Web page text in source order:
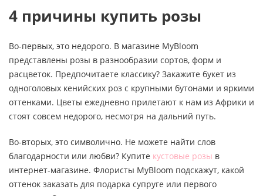
4 причины купить розы
Во-первых, это недорого. В магазине MyBloom
представлены розы в разнообразии сортов, форм и
расцветок. Предпочитаете классику? Закажите букет из
одноголовых кенийских роз с крупными бутонами и яркими
оттенками. Цветы ежедневно прилетают к нам из Африки и
стоят совсем недорого, несмотря на дальний путь.
Во-вторых, это символично. Не можете найти слов
благодарности или любви? Купите кустовые розы в
интернет-магазине. Флористы MyBloom подскажут, какой
оттенок заказать для подарка супруге или первого